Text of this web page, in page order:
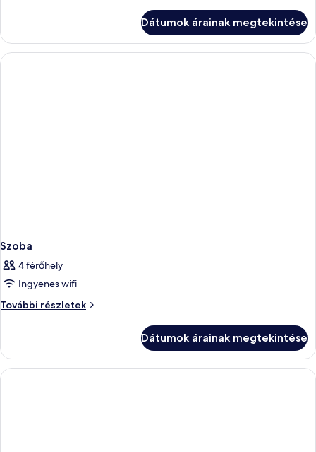
Dátumok árainak megtekintése
Szoba
4 férőhely
Ingyenes wifi
További részletek
Szoba
Dátumok árainak megtekintése